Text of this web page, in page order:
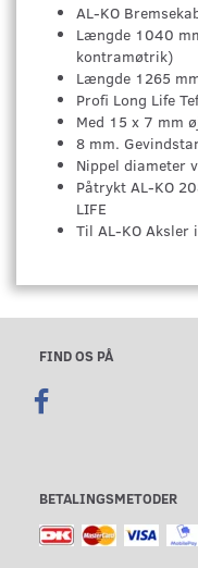
AL-KO
Længde 1040
kontramøtrik)
Længde 1265
Profi Long Life
Med 15 x 7 mm
8 mm.
Nippel diameter
Påtrykt AL-KO
LIFE
Til AL-KO
FIND OS PÅ
BETALINGSMETODER